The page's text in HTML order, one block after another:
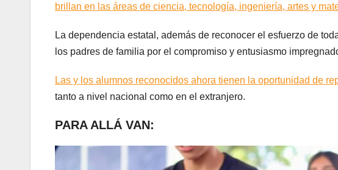
brillan en las áreas de ciencia, tecnología, ingeniería, artes y
La dependencia estatal, además de reconocer el esfuerzo de
los padres de familia por el compromiso y entusiasmo
Las y los alumnos reconocidos ahora tienen la oportunidad de
tanto a nivel nacional como en el extranjero.
PARA ALLÁ VAN: